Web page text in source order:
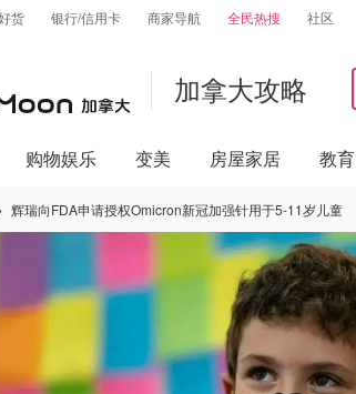
货 银行/信用卡 商家导航 全民热搜 社区
加拿大攻略
购物娱乐 变美 房屋家居 教育
辉瑞向FDA申请授权Omicron新冠加强针用于5-11岁儿童